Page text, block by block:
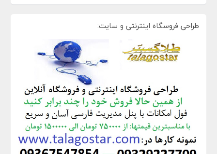
طراحی فروسگاه اینترنتی و سایت: